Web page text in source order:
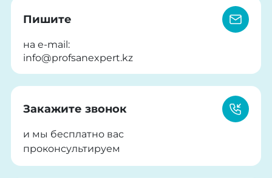
Пишите
на e-mail:
info@profsanexpert.kz
Закажите звонок
и мы бесплатно вас
проконсультируем